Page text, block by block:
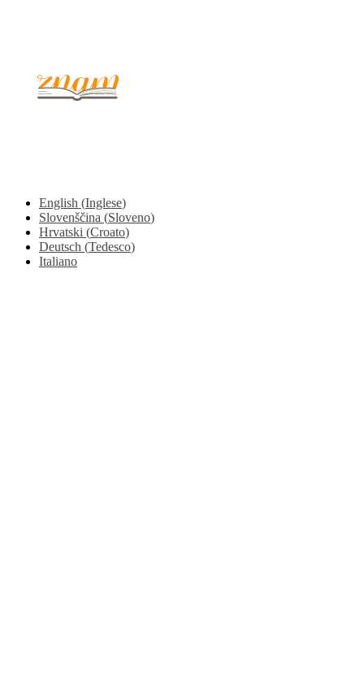
English (Inglese)
Slovenščina (Sloveno)
Hrvatski (Croato)
Deutsch (Tedesco)
Italiano